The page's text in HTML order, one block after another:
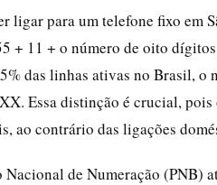
ligar para um telefone fixo em
+ 11 + o número de oito
das linhas ativas no Brasil, o
Essa distinção é crucial, pois
ao contrário das ligações
de Numeração (PNB)